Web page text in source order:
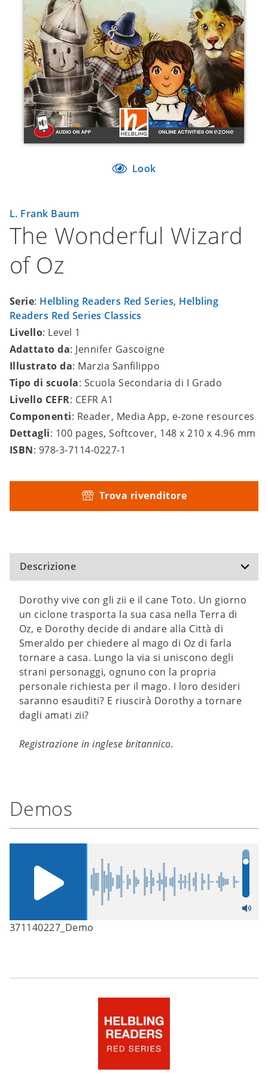
Look
L. Frank Baum
The Wonderful Wizard
of Oz
Serie: Helbling Readers Red Series, Helbling
Readers Red Series Classics
Livello: Level 1
Adattato da: Jennifer Gascoigne
Illustrato da: Marzia Sanfilippo
Tipo di scuola: Scuola Secondaria di I Grado
Livello CEFR: CEFR A1
Componenti: Reader, Media App, e-zone resources
Dettagli: 100 pages, Softcover, 148 x 210 x 4.96 mm
ISBN: 978-3-7114-0227-1
Trova rivenditore
Descrizione
Dorothy vive con gli zii e il cane Toto. Un giorno
un ciclone trasporta la sua casa nella Terra di
Oz, e Dorothy decide di andare alla Città di
Smeraldo per chiedere al mago di Oz di farla
tornare a casa. Lungo la via si uniscono degli
strani personaggi, ognuno con la propria
personale richiesta per il mago. I loro desideri
saranno esauditi? E riuscirà Dorothy a tornare
dagli amati zii?
Registrazione in inglese britannico.
Demos
371140227_Demo